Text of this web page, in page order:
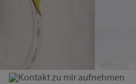
Kontakt zu mir aufnehmen